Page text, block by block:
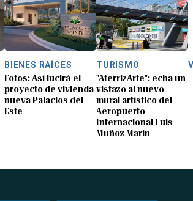
BIENES RAÍCES
Fotos: Así lucirá el
proyecto de vivienda
nueva Palacios del
Este
TURISMO
"AterrizArte": echa un
vistazo al nuevo
mural artístico del
Aeropuerto
Internacional Luis
Muñoz Marín